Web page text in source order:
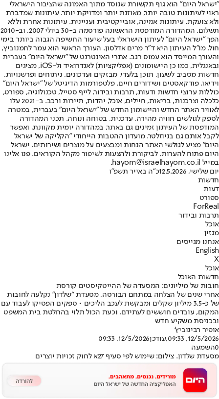
"ישראל היום" הוא גוף תקשורת שנוסד מתוך האמונה שהציבור הישראלי
ראוי לעיתונות טובה יותר, מאוזנת יותר ומדויקת יותר. עיתונות שמדברת
ולא צועקת. עיתונות אמינה, אובייקטיבית ועניינית. עיתונות אחרת וללא
תשלום. המהדורה המודפסת הראשונה פורסמה ב-30 ביולי 2007, וב-2010
הפך "ישראל היום" לעיתון הישראלי בעל שיעור החשיפה הגבוה ביותר בימי
חול. מו"ל העיתון היא ד"ר מרים אדלסון. העורך הראשי הוא עמר לחמנוביץ,
והעורך המייסד הוא עמוס רגב. אתרי האינטרנט של "ישראל היום" בעברית
ובאנגלית, כמו כן היישומונים (אפליקציות) לאנדרואיד ול-iOS, מציגים
חדשות מסביב לשעון, תוכן בלעדי, מבזקים ועדכונים, ניתוחים ופרשנויות,
וידיאו, פודקאסטים ושידורים חיים. פלטפורמות הדיגיטל של "ישראל היום"
כוללות ערוצי חדשות ודעות, תרבות ובידור, לייף סטייל, טכנולוגיה, ספורט,
כלכלה וצרכנות, בריאות, חיילים, אוכל, יהדות, תיירות ורכב. ב-2021 עלו
לאוויר האתר החדש והיישומון החדש של "ישראל היום" בעברית, במטרה
לספק לגולשים חוויה מהירה, עדכנית, בטוחה ונוחה. תכני המהדורה
המודפסת של העיתון זמינים גם באתר, במהדורה יומית מקוונת, ואפשר
לקבל אותם גם בניוזלטר. מועדון ההטבות הייחודי "הקליקה של ישראל
היום" מציע לגולשי האתר הנחות ומבצעים על מוצרים ושירותים. ישראל
היום פתוח להערות, לביקורת ולהצעות לשיפור מקהל הקוראים. פנו אלינו
במייל hayom@israelhayom.co.il.
יום שלישי, 12.5.2026
כ"ה באייר תשפ"ו
חדשות
דעות
ספורט
ForReal
תרבות ובידור
אוכל
מגזין
אנחנו מגייסים
English
X
אוכל
חדשות האוכל
חובות של מיליונים: המסעדה של ההייטקיסטים קורסת
אחרי שנים של הצלחה במתחם הבורסה, מסעדת “שלדון” נקלעה לחובות
של כ-3.5 מיליון שקלים ומבקשת לעכב הליכים • ספקים הפסיקו לעבוד עם
המקום, עובדים חוששים לעתידם, וכעת הכול תלוי בהחלטת בית המשפט
ובכניסת משקיע חדש
אופיר רבינוביץ'
12/5/2026, 09:33
,עודכן12/5/2026, 09:33
0השמעה
מסעדת שלדון. צילום: שימוש לפי סעיף 27א לחוק זכויות יוצרים